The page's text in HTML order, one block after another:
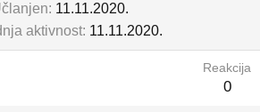
11.11.2020.
aktivnost 11.11.2020.
Reakcija
0